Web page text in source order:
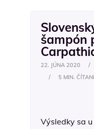
šampón
22. JÚNA 2020 /
/
5 MIN.
Výsledky sa